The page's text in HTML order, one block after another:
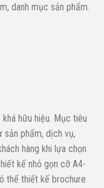
danh mục sản phẩm.
hữu hiệu. Mục tiêu
sản phẩm, dịch vụ,
hàng khi lựa chọn
kế nhỏ gọn cỡ A4-
thể thiết kế brochure